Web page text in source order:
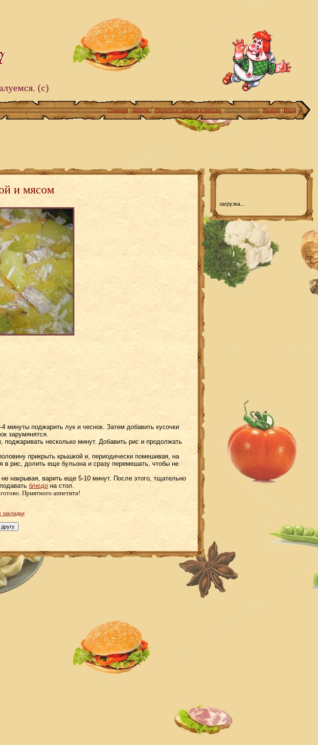
(c)
Главная|Форум|Ризотто с тыквой и мясом|Мой профиль|Выход|Вход
и мясом
минуты поджарить лук и чеснок. Затем добавить кусочки
зарумянятся.
несколько минут. Добавить рис и продолжать
прикрыть крышкой и, периодически помешивая, на
в рис, долить еще бульона и сразу перемешать, чтобы не
накрывая, варить еще 5-10 минут. После этого, тщательно
блюдо на стол.
готово. Приятного аппетита!
закладки
загрузка...